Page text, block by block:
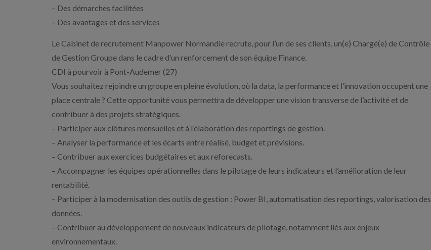
– Des démarches facilitées
– Des avantages et des services
Le Cabinet de recrutement Manpower Normandie recrute, pour l’un de ses clients, un(e) Chargé(e) de Contrôle
de Gestion Groupe dans le cadre d’un renforcement de son équipe Finance.
CDI à pourvoir à Pont-Audemer (27)
Vous souhaitez rejoindre un groupe en pleine évolution, où la data, la performance et l’innovation occupent une
place centrale ? Cette opportunité vous permettra de développer une vision transverse de l’activité et de
contribuer à des projets stratégiques.
– Participer aux clôtures mensuelles et à l’élaboration des reportings de gestion.
– Analyser la performance et les écarts entre réalisé, budget et prévisions.
– Contribuer aux exercices budgétaires et aux reforecasts.
– Accompagner les équipes opérationnelles dans le pilotage de leurs indicateurs et l’amélioration de leur
rentabilité.
– Participer à la modernisation des outils de gestion : Power BI, automatisation des reportings, valorisation des
données.
– Contribuer au développement de nouveaux indicateurs de pilotage, notamment liés aux enjeux
environnementaux.